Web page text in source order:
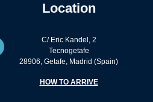
Location
C/ Eric Kandel, 2
Tecnogetafe
28906, Getafe, Madrid (Spain)
HOW TO ARRIVE